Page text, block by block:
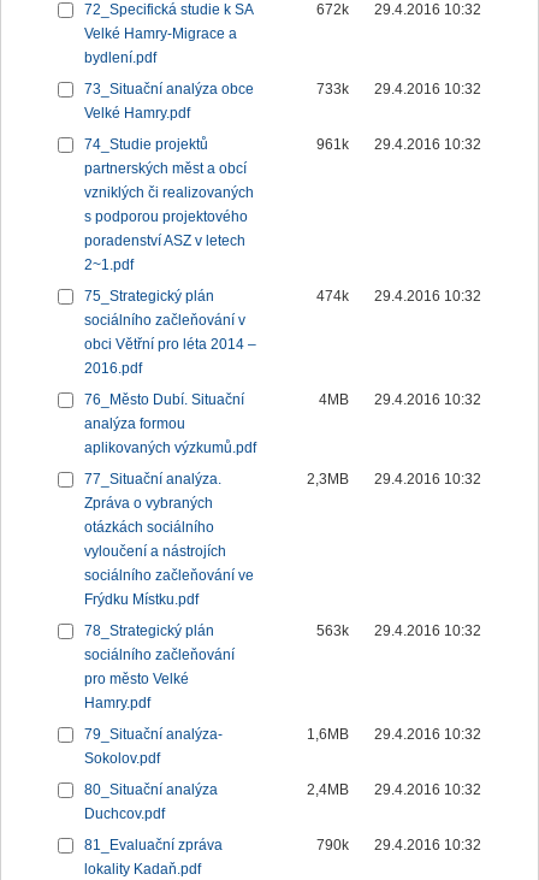
72_Specifická studie k SA
Velké Hamry-Migrace a
bydlení.pdf
672k 29.4.2016 10:32
73_Situační analýza obce
Velké Hamry.pdf
733k 29.4.2016 10:32
74_Studie projektů
partnerských měst a obcí
vzniklých či realizovaných
s podporou projektového
poradenství ASZ v letech
2~1.pdf
961k 29.4.2016 10:32
75_Strategický plán
sociálního začleňování v
obci Větřní pro léta 2014 –
2016.pdf
474k 29.4.2016 10:32
76_Město Dubí. Situační
analýza formou
aplikovaných výzkumů.pdf
4MB 29.4.2016 10:32
77_Situační analýza.
Zpráva o vybraných
otázkách sociálního
vyloučení a nástrojích
sociálního začleňování ve
Frýdku Místku.pdf
2,3MB 29.4.2016 10:32
78_Strategický plán
sociálního začleňování
pro město Velké
Hamry.pdf
563k 29.4.2016 10:32
79_Situační analýza-
Sokolov.pdf
1,6MB 29.4.2016 10:32
80_Situační analýza
Duchcov.pdf
2,4MB 29.4.2016 10:32
81_Evaluační zpráva
lokality Kadaň.pdf
790k 29.4.2016 10:32